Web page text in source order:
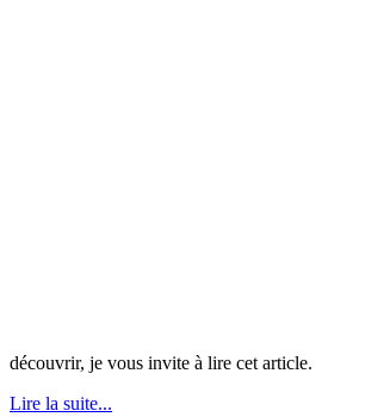
découvrir, je vous invite à lire cet article.
Lire la suite...